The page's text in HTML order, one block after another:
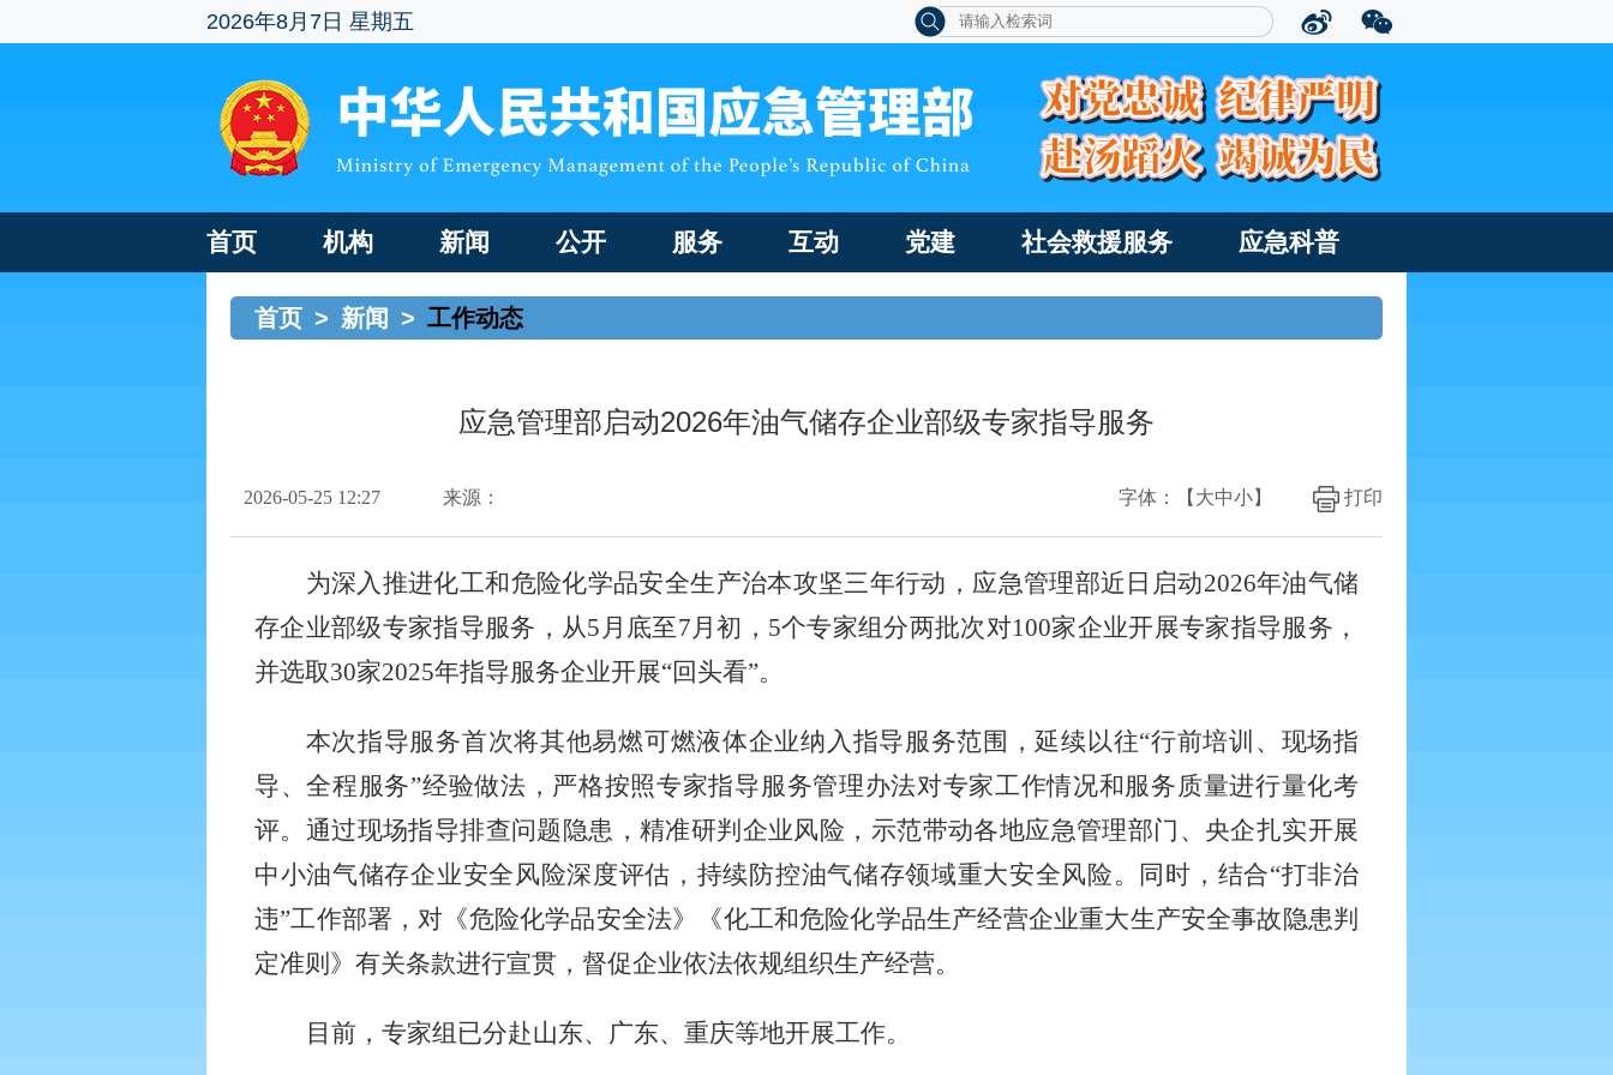
2026年8月7日 星期五
首页 机构 新闻 公开 服务 互动 党建 社会救援服务 应急科普
首页 > 新闻 > 工作动态
应急管理部启动2026年油气储存企业部级专家指导服务
2026-05-25 12:27 来源： 打印
字体：【 大中小】
为深入推进化工和危险化学品安全生产治本攻坚三年行动，应急管理部近日启动2026年油气储
存企业部级专家指导服务，从5月底至7月初，5个专家组分两批次对100家企业开展专家指导服务，
并选取30家2025年指导服务企业开展“回头看”。
本次指导服务首次将其他易燃可燃液体企业纳入指导服务范围，延续以往“行前培训、现场指
导、全程服务”经验做法，严格按照专家指导服务管理办法对专家工作情况和服务质量进行量化考
评。通过现场指导排查问题隐患，精准研判企业风险，示范带动各地应急管理部门、央企扎实开展
中小油气储存企业安全风险深度评估，持续防控油气储存领域重大安全风险。同时，结合“打非治
违”工作部署，对《危险化学品安全法》《化工和危险化学品生产经营企业重大生产安全事故隐患判
定准则》有关条款进行宣贯，督促企业依法依规组织生产经营。
目前，专家组已分赴山东、广东、重庆等地开展工作。